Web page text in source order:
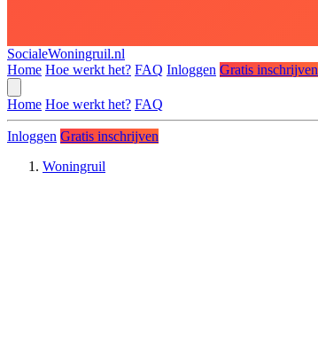
SocialeWoningruil.nl
Home Hoe werkt het? FAQ Inloggen Gratis inschrijven
Home Hoe werkt het? FAQ
Inloggen Gratis inschrijven
Woningruil